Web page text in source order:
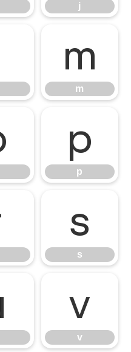
j
m
m
p
p
s
s
v
v